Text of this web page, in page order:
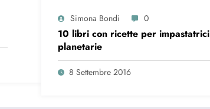
Simona Bondi 0
10 libri con ricette per impastatrici
planetarie
8 Settembre 2016